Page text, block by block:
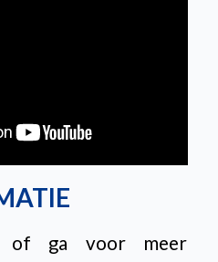
of ga voor meer